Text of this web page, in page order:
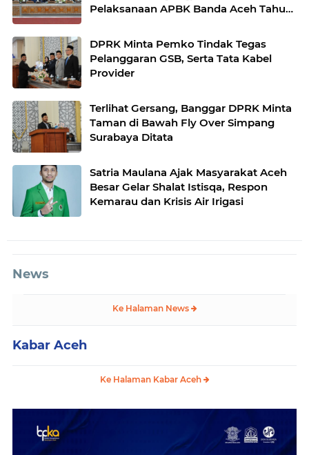
Pelaksanaan APBK Banda Aceh Tahun
DPRK Minta Pemko Tindak Tegas
Pelanggaran GSB, Serta Tata Kabel
Provider
Terlihat Gersang, Banggar DPRK Minta
Taman di Bawah Fly Over Simpang
Surabaya Ditata
Satria Maulana Ajak Masyarakat Aceh
Besar Gelar Shalat Istisqa, Respon
Kemarau dan Krisis Air Irigasi
News
Ke Halaman News
Kabar Aceh
Ke Halaman Kabar Aceh